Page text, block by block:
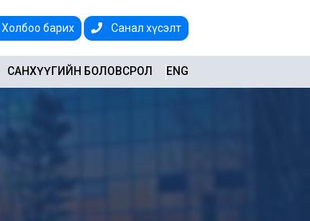
Холбоо барих Санал хүсэлт
ENG
САНХҮҮГИЙН БОЛОВСРОЛ